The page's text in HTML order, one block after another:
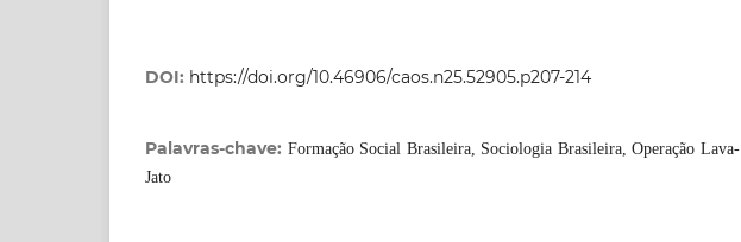
DOI: https://doi.org/10.46906/caos.n25.52905.p207-214
Palavras-chave: Formação Social Brasileira, Sociologia Brasileira, Operação Lava-
Jato